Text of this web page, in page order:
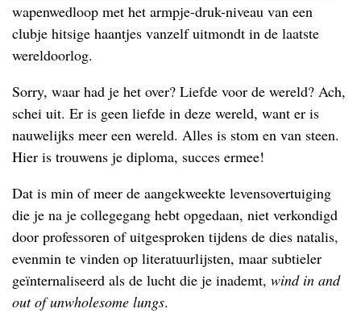
wapenwedloop met het armpje-druk-niveau van een
clubje hitsige haantjes vanzelf uitmondt in de laatste
wereldoorlog.
Sorry, waar had je het over? Liefde voor de wereld? Ach,
schei uit. Er is geen liefde in deze wereld, want er is
nauwelijks meer een wereld. Alles is stom en van steen.
Hier is trouwens je diploma, succes ermee!
Dat is min of meer de aangekweekte levensovertuiging
die je na je collegegang hebt opgedaan, niet verkondigd
door professoren of uitgesproken tijdens de dies natalis,
evenmin te vinden op literatuurlijsten, maar subtieler
geïnternaliseerd als de lucht die je inademt, wind in and
out of unwholesome lungs.